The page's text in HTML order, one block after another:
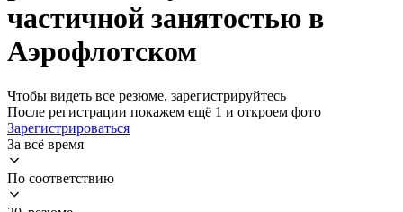
частичной занятостью в
Аэрофлотском
Чтобы видеть все резюме, зарегистрируйтесь
После регистрации покажем ещё 1 и откроем фото
Зарегистрироваться
За всё время
По соответствию